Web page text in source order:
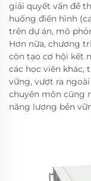
giải quyết vấn đề
huống điển hình
trên dự án, mô
Hơn nữa, chương
còn tạo cơ hội kết
các học viên khác,
vững, vượt ra
chuyên môn cũng
năng lượng bền